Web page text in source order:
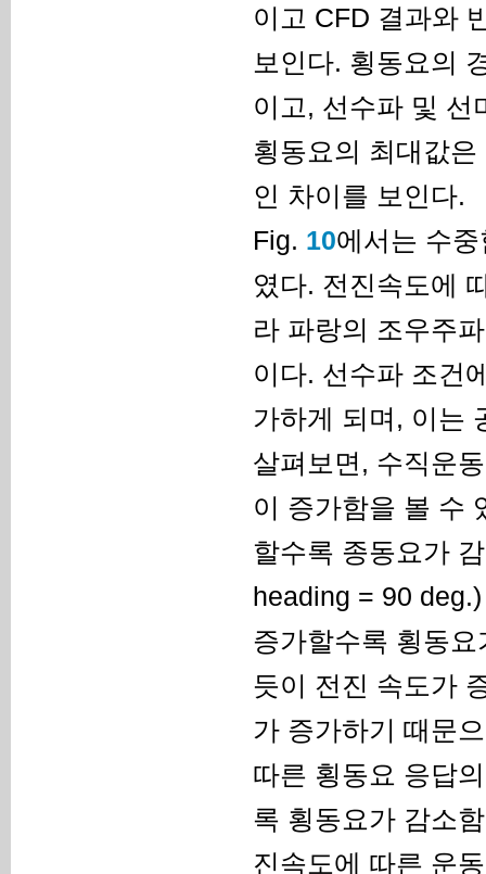
이고 CFD 결과와
보인다. 횡동요의
이고, 선수파 및 선
횡동요의 최대값
인 차이를 보인다.
Fig. 10에서는 수
였다. 전진속도에
라 파랑의 조우주
이다. 선수파 조건
가하게 되며, 이는
살펴보면, 수직운
이 증가함을 볼 수
할수록 종동요가
heading = 90
증가할수록 횡동
듯이 전진 속도가
가 증가하기 때문
따른 횡동요 응답
록 횡동요가 감소
진속도에 따른 운